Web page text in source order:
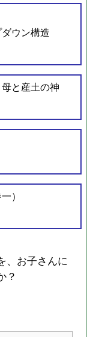
次へ
ウン構造
と産土の神
）
、お子さんに
？